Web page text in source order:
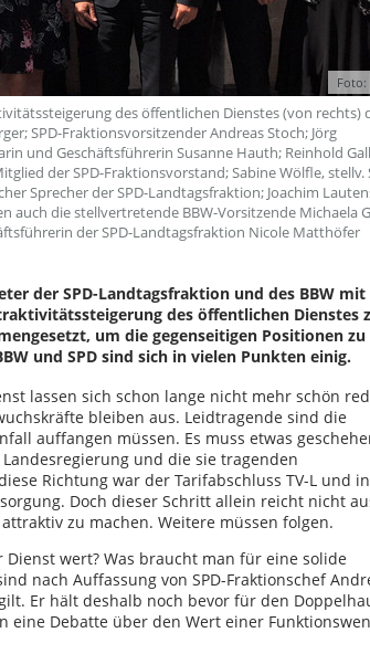
Foto:
des öffentlichen Dienstes (von rechts)
SPD-Fraktionsvorsitzender Andreas Stoch; Jörg
und Geschäftsführerin Susanne Hauth; Reinhold
der SPD-Fraktionsvorstand; Sabine Wölfle, stellv.
Sprecher der SPD-Landtagsfraktion; Joachim
auch die stellvertretende BBW-Vorsitzende Michaela
der SPD-Landtagsfraktion Nicole Matthöfer
der SPD-Landtagsfraktion und des BBW mit
des öffentlichen Dienstes
um die gegenseitigen Positionen zu
und SPD sind sich in vielen Punkten einig.
lassen sich schon lange nicht mehr schön
bleiben aus. Leidtragende sind die
auffangen müssen. Es muss etwas
und die sie tragenden
Richtung war der Tarifabschluss TV-L und
Doch dieser Schritt allein reicht nicht
zu machen. Weitere müssen folgen.
wert? Was braucht man für eine solide
nach Auffassung von SPD-Fraktionschef
Er hält deshalb noch bevor für den
eine Debatte über den Wert einer